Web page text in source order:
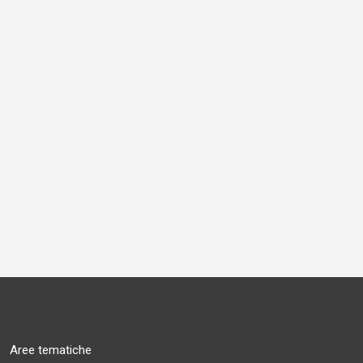
Aree tematiche